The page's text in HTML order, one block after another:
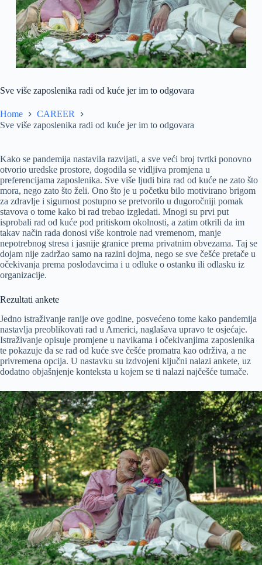
Sve više zaposlenika radi od kuće jer im to odgovara
Home
CAREER
Sve više zaposlenika radi od kuće jer im to odgovara
Kako se pandemija nastavila razvijati, a sve veći broj tvrtki ponovno
otvorio uredske prostore, dogodila se vidljiva promjena u
preferencijama zaposlenika. Sve više ljudi bira rad od kuće ne zato što
mora, nego zato što želi. Ono što je u početku bilo motivirano brigom
za zdravlje i sigurnost postupno se pretvorilo u dugoročniji pomak
stavova o tome kako bi rad trebao izgledati. Mnogi su prvi put
isprobali rad od kuće pod pritiskom okolnosti, a zatim otkrili da im
takav način rada donosi više kontrole nad vremenom, manje
nepotrebnog stresa i jasnije granice prema privatnim obvezama. Taj se
dojam nije zadržao samo na razini dojma, nego se sve češće pretače u
očekivanja prema poslodavcima i u odluke o ostanku ili odlasku iz
organizacije.
Rezultati ankete
Jedno istraživanje ranije ove godine, posvećeno tome kako pandemija
nastavlja preoblikovati rad u Americi, naglašava upravo te osjećaje.
Istraživanje opisuje promjene u navikama i očekivanjima zaposlenika
te pokazuje da se rad od kuće sve češće promatra kao održiva, a ne
privremena opcija. U nastavku su izdvojeni ključni nalazi ankete, uz
dodatno objašnjenje konteksta u kojem se ti nalazi najčešće tumače.